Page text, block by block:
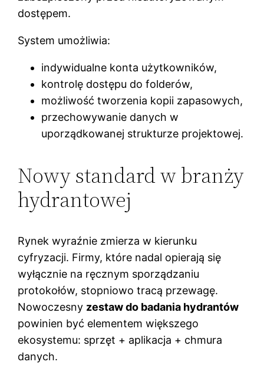
dostępem.
System umożliwia:
indywidualne konta użytkowników,
kontrolę dostępu do folderów,
możliwość tworzenia kopii zapasowych,
przechowywanie danych w
uporządkowanej strukturze projektowej.
Nowy standard w branży
hydrantowej
Rynek wyraźnie zmierza w kierunku
cyfryzacji. Firmy, które nadal opierają się
wyłącznie na ręcznym sporządzaniu
protokołów, stopniowo tracą przewagę.
Nowoczesny zestaw do badania hydrantów
powinien być elementem większego
ekosystemu: sprzęt + aplikacja + chmura
danych.